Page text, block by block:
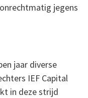
jegens
jaar diverse
IEF Capital
in deze strijd